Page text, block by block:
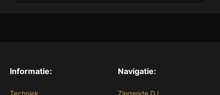
Informatie:
Techniek
Navigatie:
Zingende DJ